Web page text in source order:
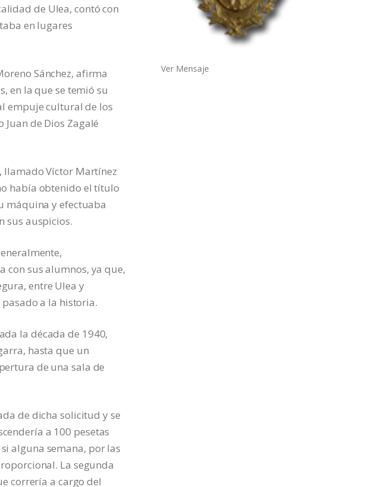
de Ulea, contó con
en lugares
Sánchez, afirma
en la que se temió su
empuje cultural de los
de Dios Zagalé
llamado Víctor Martínez
había obtenido el título
máquina y efectuaba
sus auspicios.
con sus alumnos, ya que,
entre Ulea y
a la historia.
la década de 1940,
hasta que un
de una sala de
de dicha solicitud y se
a 100 pesetas
alguna semana, por las
La segunda
correría a cargo del
Ver Mensaje